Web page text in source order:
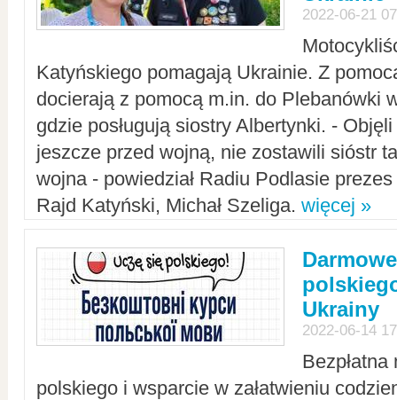
2022-06-21
Katyńskiego pomagają Ukrainie. Z
docierają z pomocą m.in. do Plebanówki
gdzie posługują siostry Albertynki. -
jeszcze przed wojną, nie zostawili sióstr
wojna - powiedział Radiu Podlasie
Rajd Katyński, Michał Szeliga. więcej »
Ukrainy
2022-06-14
polskiego i wsparcie w załatwieniu